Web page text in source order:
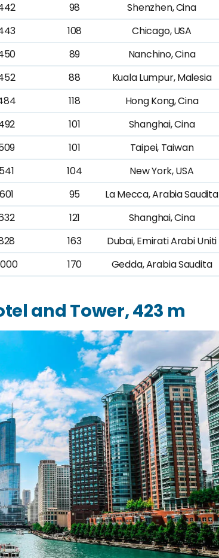
98
Shenzhen, Cina
108
Chicago, USA
89
Nanchino, Cina
88
Kuala Lumpur, Malesia
118
Hong Kong, Cina
101
Shanghai, Cina
101
Taipei, Taiwan
541 104
New York, USA
601 95
La Mecca, Arabia Saudita
121
Shanghai, Cina
163
Dubai, Emirati Arabi Uniti
170 Gedda, Arabia Saudita
and Tower, 423 m